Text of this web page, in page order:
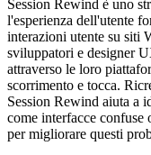
Session Rewind è uno
l'esperienza dell'utente
interazioni utente su siti
sviluppatori e designer
attraverso le loro
scorrimento e tocca.
Session Rewind aiuta a
come interfacce
per migliorare questi